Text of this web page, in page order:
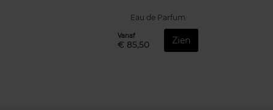
Eau de Parfum
Vanaf
€ 85,50 Zien